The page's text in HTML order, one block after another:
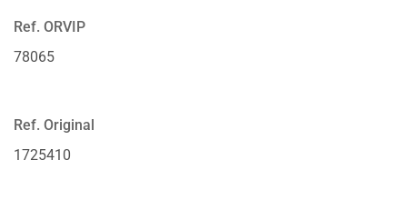
Ref. ORVIP
78065
Ref. Original
1725410